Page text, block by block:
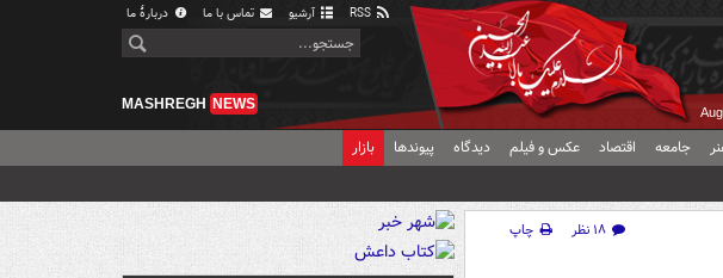
آرشیو تماس با ما دربارهٔ ما
MASHREGH NEWS
جامعه اقتصاد عکس و فیلم دیدگاه پیوندها بازار
۱۸ نظر
چاپ